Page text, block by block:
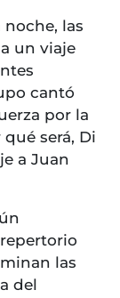
noche, las
un viaje
cantó
por la
será, Di
a Juan
las
del